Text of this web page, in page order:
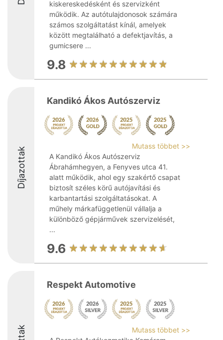
kiskereskedésként és szervizként
működik. Az autótulajdonosok számára
számos szolgáltatást kínál, amelyek
között megtalálható a defektjavítás, a
gumicsere ...
9.8
Díjazottak
Kandikó Ákos Autószerviz
Mutass többet >>
A Kandikó Ákos Autószerviz
Ábrahámhegyen, a Fenyves utca 41.
alatt működik, ahol egy szakértő csapat
biztosít széles körű autójavítási és
karbantartási szolgáltatásokat. A
műhely márkafüggetlenül vállalja a
különböző gépjárművek szervizelését,
...
9.6
Respekt Automotive
Mutass többet >>